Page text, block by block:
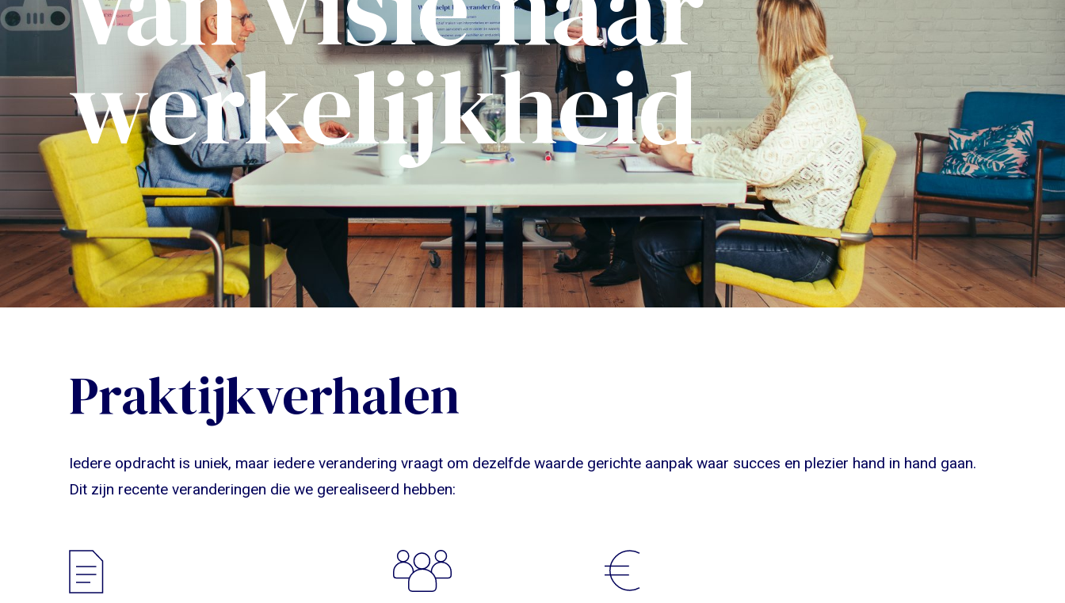
werkelijkheid
Praktijkverhalen
Iedere opdracht is uniek, maar iedere verandering vraagt om dezelfde waarde gerichte aanpak waar succes en plezier hand in hand gaan.
Dit zijn recente veranderingen die we gerealiseerd hebben: